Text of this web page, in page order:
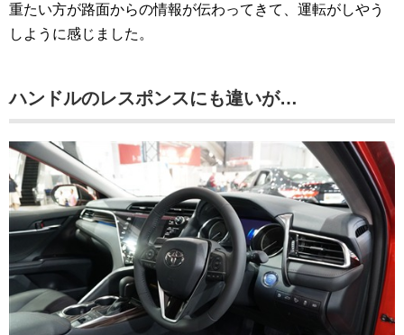
重たい方が路面からの情報が伝わってきて、運転がしやう
しように感じました。
ハンドルのレスポンスにも違いが…